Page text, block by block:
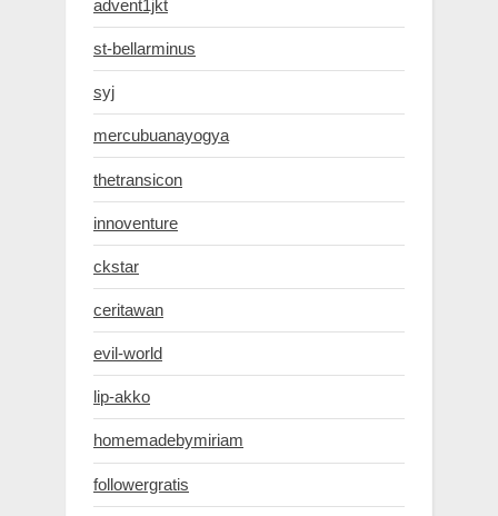
advent1jkt
st-bellarminus
syj
mercubuanayogya
thetransicon
innoventure
ckstar
ceritawan
evil-world
lip-akko
homemadebymiriam
followergratis